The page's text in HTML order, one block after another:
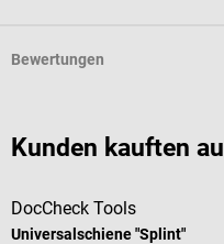
Bewertungen
Kunden kauften
DocCheck Tools
Universalschiene "Splint"